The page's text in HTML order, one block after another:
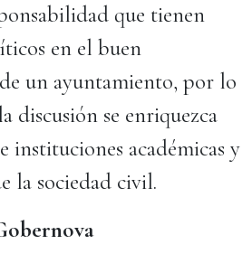
que tienen
en el buen
un ayuntamiento, por lo
discusión se enriquezca
instituciones académicas y
la sociedad civil.